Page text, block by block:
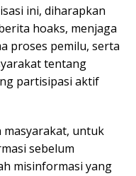
ini, diharapkan
hoaks, menjaga
proses pemilu, serta
tentang
partisipasi aktif
masyarakat, untuk
sebelum
misinformasi yang